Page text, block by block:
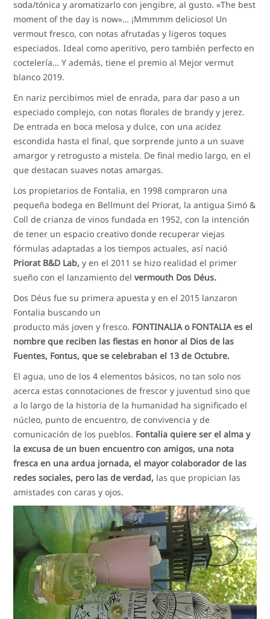
soda/tónica y aromatizarlo con jengibre, al gusto. «The best
moment of the day is now»… ¡Mmmmm delicioso! Un
vermout fresco, con notas afrutadas y ligeros toques
especiados. Ideal como aperitivo, pero también perfecto en
coctelería… Y además, tiene el premio al Mejor vermut
blanco 2019.
En nariz percibimos miel de enrada, para dar paso a un
especiado complejo, con notas florales de brandy y jerez.
De entrada en boca melosa y dulce, con una acidez
escondida hasta el final, que sorprende junto a un suave
amargor y retrogusto a mistela. De final medio largo, en el
que destacan suaves notas amargas.
Los propietarios de Fontalia, en 1998 compraron una
pequeña bodega en Bellmunt del Priorat, la antigua Simó &
Coll de crianza de vinos fundada en 1952, con la intención
de tener un espacio creativo donde recuperar viejas
fórmulas adaptadas a los tiempos actuales, así nació
Priorat B&D Lab, y en el 2011 se hizo realidad el primer
sueño con el lanzamiento delvermouth Dos Déus.
Dos Déus fue su primera apuesta y en el 2015 lanzaron
Fontalia buscando un
producto más joven y fresco. FONTINALIA o FONTALIA es el
nombre que reciben las fiestas en honor al Dios de las
Fuentes, Fontus, que se celebraban el 13 de Octubre.
El agua, uno de los 4 elementos básicos, no tan solo nos
acerca estas connotaciones de frescor y juventud sino que
a lo largo de la historia de la humanidad ha significado el
núcleo, punto de encuentro, de convivencia y de
comunicación de los pueblos. Fontalia quiere ser el alma y
la excusa de un buen encuentro con amigos, una nota
fresca en una ardua jornada, el mayor colaborador de las
redes sociales, pero las de verdad, las que propician las
amistades con caras y ojos.